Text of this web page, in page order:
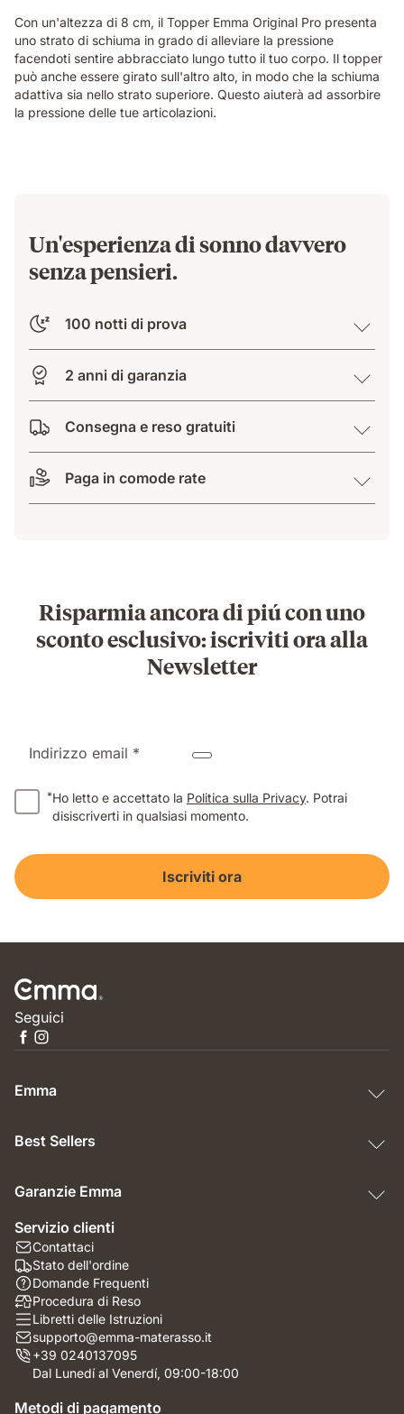
Con un'altezza di 8 cm, il Topper Emma Original Pro presenta
uno strato di schiuma in grado di alleviare la pressione
facendoti sentire abbracciato lungo tutto il tuo corpo. Il topper
può anche essere girato sull'altro alto, in modo che la schiuma
adattiva sia nello strato superiore. Questo aiuterà ad assorbire
la pressione delle tue articolazioni.
Un'esperienza di sonno davvero
senza pensieri.
100 notti di prova
2 anni di garanzia
Consegna e reso gratuiti
Paga in comode rate
Risparmia ancora di piú con uno
sconto esclusivo: iscriviti ora alla
Newsletter
Indirizzo email *
*Ho letto e accettato la Politica sulla Privacy. Potrai
disiscriverti in qualsiasi momento.
Iscriviti ora
Seguici
Emma
Best Sellers
Garanzie Emma
Servizio clienti
Contattaci
Stato dell'ordine
Domande Frequenti
Procedura di Reso
Libretti delle Istruzioni
supporto@emma-materasso.it
+39 0240137095
Dal Lunedí al Venerdí, 09:00-18:00
Metodi di pagamento